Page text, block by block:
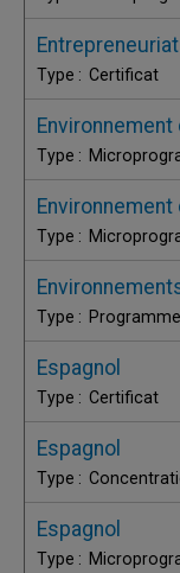
Entrepreneuriat
Certificat
Espagnol
Certificat
Espagnol
Espagnol